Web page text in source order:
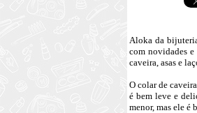
Aloka da
com novidades
caveira, asas e
O colar de
é bem leve e
menor, mas ele é